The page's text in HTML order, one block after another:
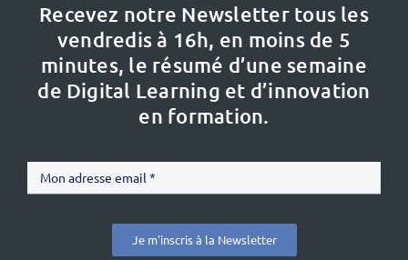
Recevez notre Newsletter tous les
vendredis à 16h, en moins de 5
minutes, le résumé d’une semaine
de Digital Learning et d’innovation
en formation.
Je m'inscris à la Newsletter